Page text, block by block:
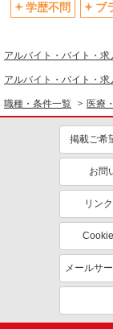
資格取得支援制度あ
同じ職種から求人
介護職・ヘルパー
同じ特徴から求
未経験歓迎
ボーナス・賞与あり
産休・育休取得実績
学歴不問
ブ
アルバイト・バイト・求
アルバイト・バイト・求
職種・条件一覧 医療
掲載ご希
お問
リン
メールサ